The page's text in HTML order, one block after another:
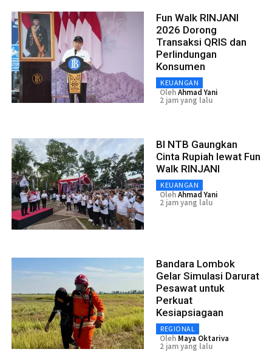
Fun Walk RINJANI
2026 Dorong
Transaksi QRIS dan
Perlindungan
Konsumen
KEUANGAN
OlehAhmad Yani
2 jam yang lalu
BI NTB Gaungkan
Cinta Rupiah lewat Fun
Walk RINJANI
KEUANGAN
OlehAhmad Yani
2 jam yang lalu
Bandara Lombok
Gelar Simulasi Darurat
Pesawat untuk
Perkuat
Kesiapsiagaan
REGIONAL
Oleh Maya Oktariva
2 jam yang lalu